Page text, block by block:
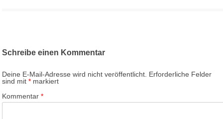
Schreibe einen Kommentar
Deine E-Mail-Adresse wird nicht veröffentlicht. Erforderliche Felder
sind mit* markiert
Kommentar*